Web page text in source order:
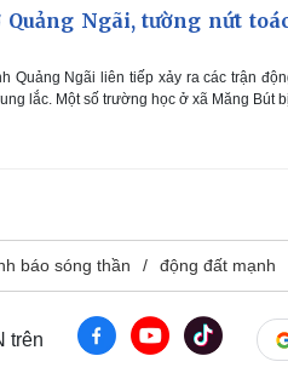
Ngãi, tường nứt
Quảng Ngãi liên tiếp xảy ra các trận
lắc. Một số trường học ở xã Măng Bút
báo sóng thần động đất mạnh
trên